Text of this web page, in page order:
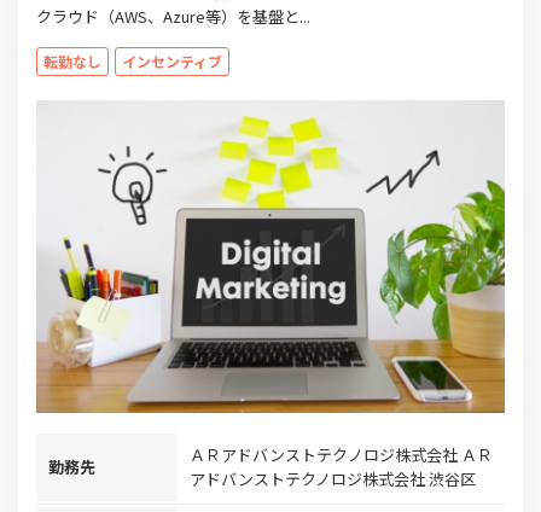
クラウド（AWS、Azure等）を基盤と...
転勤なし インセンティブ
勤務先
ＡＲアドバンストテクノロジ株式会社 ＡＲ
アドバンストテクノロジ株式会社 渋谷区